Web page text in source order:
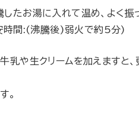
たお湯に入れて温め、よく振
時間:(沸騰後)弱火で約5分)
乳や生クリームを加えますと
。